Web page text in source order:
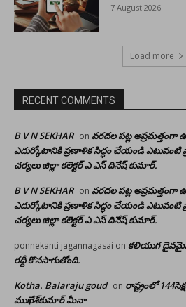
7 August 2026
Load more
RECENT COMMENTS
B V N SEKHAR on వరదల పట్ల అప్రమత్తంగా
ఎదుర్కోటానికి ప్రణాళిక సిద్ధం చేయండి ఎటువంటి
చర్యలు జిల్లా కలెక్టర్ ఎ ఎస్ దినేష్ కుమార్.
B V N SEKHAR on వరదల పట్ల అప్రమత్తంగా
ఎదుర్కోటానికి ప్రణాళిక సిద్ధం చేయండి ఎటువంటి
చర్యలు జిల్లా కలెక్టర్ ఎ ఎస్ దినేష్ కుమార్.
ponnekanti jagannagasai on కలియుగ
రద్దీ కొనసాగుతోంది.
Kotha. Balaraju goud on రాష్ట్రంలో
ముఖేశ్‌కుమార్‌ మీనా